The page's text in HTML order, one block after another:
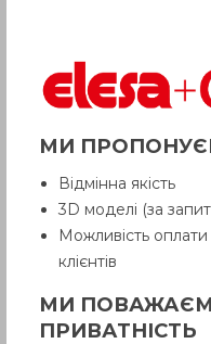
УВАГА!
Товар з
МИ
Відмінна якість
3D моделі (за
Можливість
клієнтів
МИ
ПРИВАТНІСТЬ